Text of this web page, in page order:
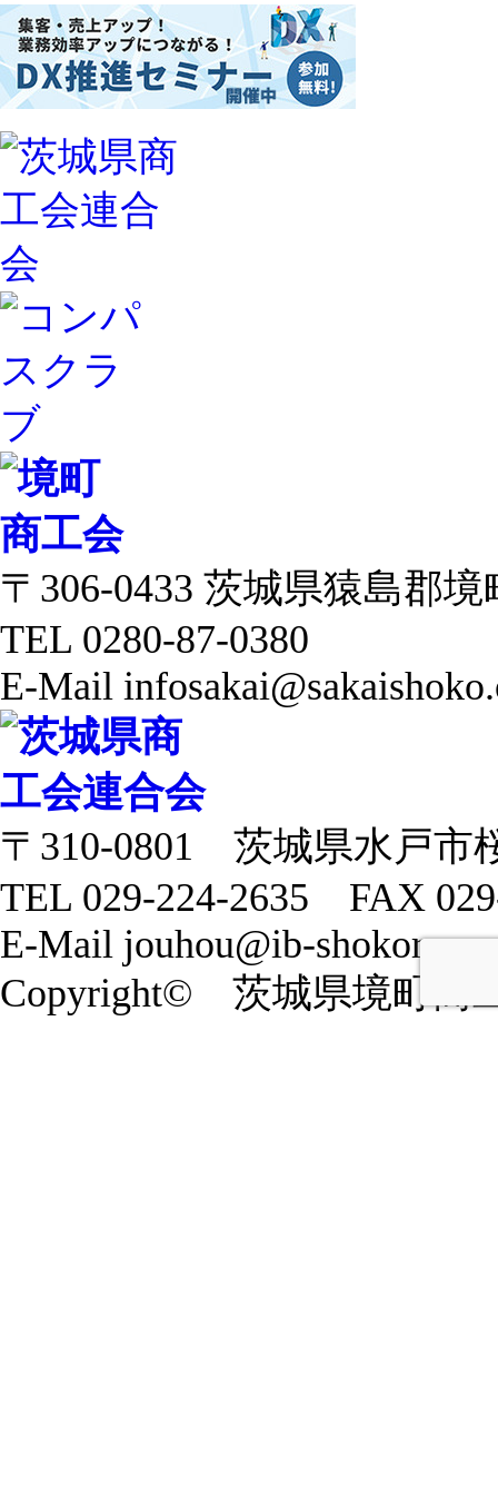
〒306-0433 茨城県猿島郡境
TEL 0280-87-0380
E-Mail
〒310-0801 茨城県水戸市
TEL 029-224-2635 FAX
E-Mail jouhou@ib-
Copyright© 茨城県境町商